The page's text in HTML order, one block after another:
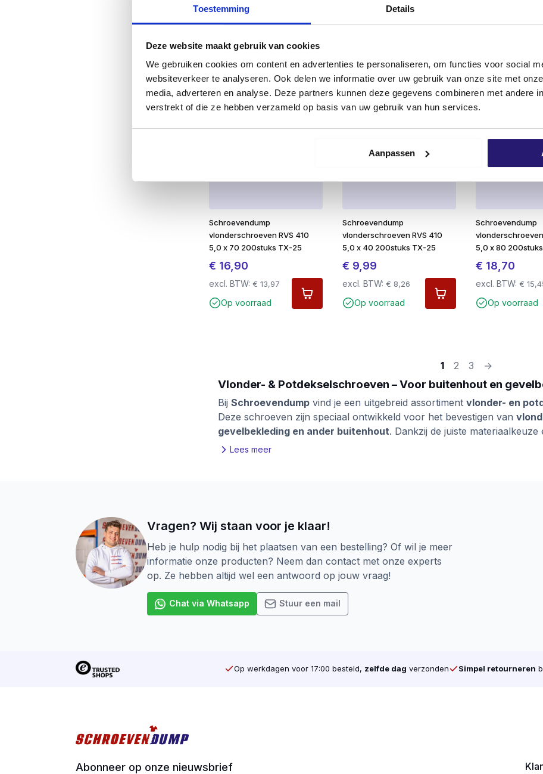
Toestemming Details
Deze website maakt gebruik van cookies
We gebruiken cookies om content en advertenties te personaliseren, om functies voor social
websiteverkeer te analyseren. Ook delen we informatie over uw gebruik van onze site met
media, adverteren en analyse. Deze partners kunnen deze gegevens combineren met andere
verstrekt of die ze hebben verzameld op basis van uw gebruik van hun services.
Aanpassen
€9,99
Op voorraad
Schroevendump
vlonderschroeven RVS 410
5,0 x 70 200stuks TX-25
€ 16,90
excl. BTW: € 13,97
Op voorraad
Schroevendump
vlonderschroeven RVS 410
5,0 x 40 200stuks TX-25
€ 9,99
excl. BTW: € 8,26
Op voorraad
Schroevendump
vlonderschroeven
5,0 x 80
€ 18,70
excl. BTW: €
Op voorraad
1 2 3 →
Vlonder- & Potdekselschroeven – Voor buitenhout en
Bij Schroevendumpvind je een uitgebreid assortiment vlonder- en
Deze schroeven zijn speciaal ontwikkeld voor het bevestigen van
gevelbekleding en ander buitenhout. Dankzij de juiste
weersinvloeden en zorgen ze voor een sterke, duurzame verbinding.
Of je nu een terras aanlegt, een schutting bouwt of potdekselplanken
sneller, netter en met een langdurig resultaat.
Voordelen van onze vlonder- & potdekselschroeven
Geschikt voor
buitengebruik
Verkrijgbaar in diverse maten en uitvoeringen
Lees meer
Vragen? Wij staan voor je klaar!
Heb je hulp nodig bij het plaatsen van een bestelling? Of wil je meer
informatie onze producten? Neem dan contact met onze experts
op. Ze hebben altijd wel een antwoord op jouw vraag!
Chat via Whatsapp Stuur een mail
Op werkdagen voor 17:00 besteld, zelfde dag verzonden Simpel retourneren
Abonneer op onze nieuwsbrief